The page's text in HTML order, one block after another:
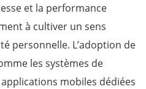
et la performance
à cultiver un sens
personnelle. L’adoption de
les systèmes de
mobiles dédiées